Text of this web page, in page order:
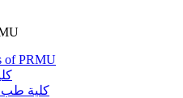
of PRMU
كلية طب